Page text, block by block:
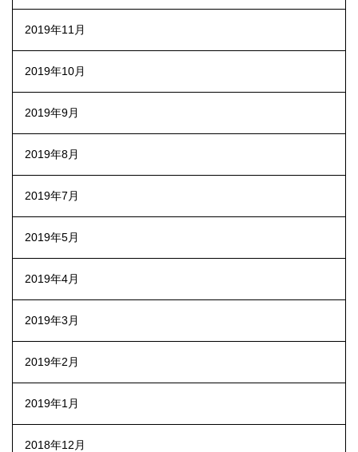
2019年11月
2019年10月
2019年9月
2019年8月
2019年7月
2019年5月
2019年4月
2019年3月
2019年2月
2019年1月
2018年12月